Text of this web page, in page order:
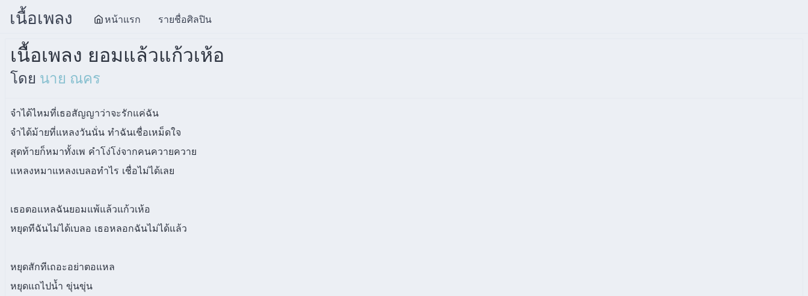
เนื้อเพลง หน้าแรก รายชื่อศิลปิน
เนื้อเพลง ยอมแล้วแก้วเห้อ
โดย นาย ณคร
จำได้ไหมที่เธอสัญญาว่าจะรักแค่ฉัน
จำได้ม้ายที่แหลงวันนั่น ทำฉันเชื่อเหม็ดใจ
สุดท้ายก็หมาทั้งเพ คำโง่โง่จากคนควายควาย
แหลงหมาแหลงเบลอทำไร เชื่อไม่ได้เลย
เธอตอแหลฉันยอมแพ้แล้วแก้วเห้อ
หยุดทีฉันไม่ได้เบลอ เธอหลอกฉันไม่ได้แล้ว
หยุดสักทีเถอะอย่าตอแหล
หยุดแถไปน้ำ ขุ่นขุ่น